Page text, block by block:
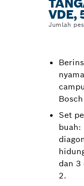
VDE,
Jumlah
Set
buah:
dan 3
2.